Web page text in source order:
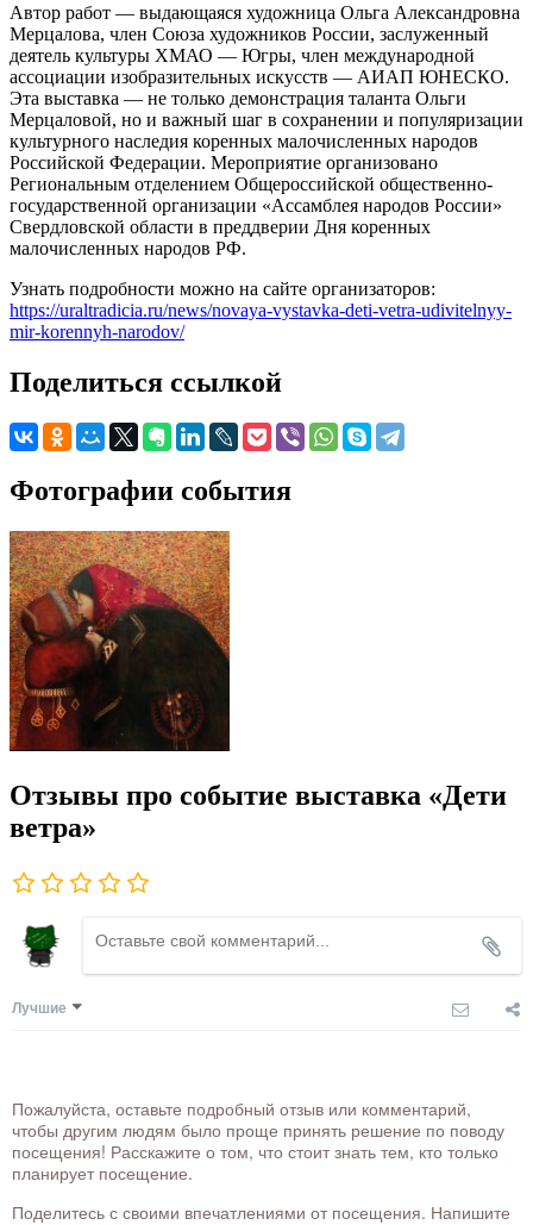
Автор работ — выдающаяся художница Ольга Александровна
Мерцалова, член Союза художников России, заслуженный
деятель культуры ХМАО — Югры, член международной
ассоциации изобразительных искусств — АИАП ЮНЕСКО.
Эта выставка — не только демонстрация таланта Ольги
Мерцаловой, но и важный шаг в сохранении и популяризации
культурного наследия коренных малочисленных народов
Российской Федерации. Мероприятие организовано
Региональным отделением Общероссийской общественно-
государственной организации «Ассамблея народов России»
Свердловской области в преддверии Дня коренных
малочисленных народов РФ.
Узнать подробности можно на сайте организаторов:
https://uraltradicia.ru/news/novaya-vystavka-deti-vetra-udivitelnyy-
mir-korennyh-narodov/
Поделиться ссылкой
Фотографии события
Отзывы про событие выставка «Дети
ветра»
Лучшие
Пожалуйста, оставьте подробный отзыв или комментарий,
чтобы другим людям было проще принять решение по поводу
посещения! Расскажите о том, что стоит знать тем, кто только
планирует посещение.
Поделитесь с своими впечатлениями от посещения. Напишите